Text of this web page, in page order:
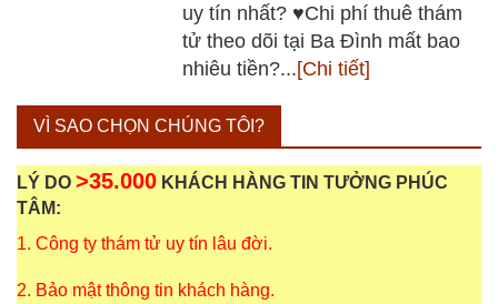
uy tín nhất? ♥Chi phí thuê thám
tử theo dõi tại Ba Đình mất bao
nhiêu tiền?...[Chi tiết]
VÌ SAO CHỌN CHÚNG TÔI?
LÝ DO >35.000 KHÁCH HÀNG TIN TƯỞNG PHÚC
TÂM:
1. Công ty thám tử uy tín lâu đời.
2. Bảo mật thông tin khách hàng.